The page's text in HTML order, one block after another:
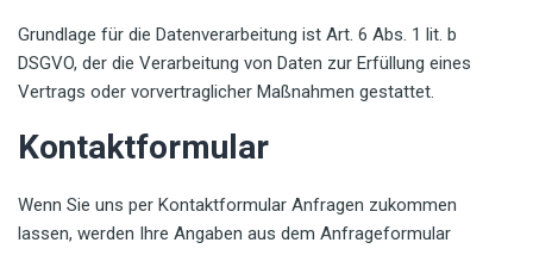
Grundlage für die Datenverarbeitung ist Art. 6 Abs. 1 lit. b
DSGVO, der die Verarbeitung von Daten zur Erfüllung eines
Vertrags oder vorvertraglicher Maßnahmen gestattet.
Kontaktformular
Wenn Sie uns per Kontaktformular Anfragen zukommen
lassen, werden Ihre Angaben aus dem Anfrageformular